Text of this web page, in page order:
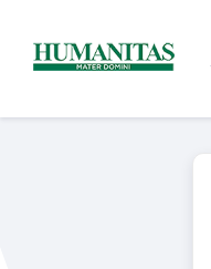
content